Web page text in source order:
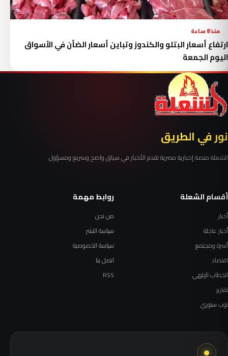
منذ 8 ساعة
ارتفاع أسعار البتلو والكندوز وتباين أسعار الضأن في الأسواق
اليوم الجمعة
نور في الطريق
الشعلة منصة إخبارية مصرية تقدم الأخبار في سياق واضح وسريع ومسؤول.
أقسام الشعلة
أخبار
أخبار عاجلة
أسرة ومجتمع
اقتصاد
الخطاب الإلهي
تقارير
توب ستوري
روابط مهمة
من نحن
سياسة النشر
سياسة الخصوصية
اتصل بنا
RSS